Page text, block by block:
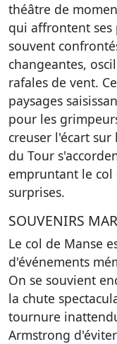
théâtre de
qui affrontent ses
souvent
changeantes,
rafales de vent.
paysages
pour les
creuser l'écart
du Tour
empruntant le col
surprises.
SOUVENIRS
Le col de Manse
d'événements
On se souvient
la chute
tournure
Armstrong